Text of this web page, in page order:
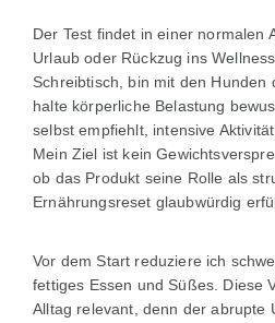
Der Test findet in einer normalen
Urlaub oder Rückzug ins
Schreibtisch, bin mit den Hunden
halte körperliche Belastung
selbst empfiehlt, intensive
Mein Ziel ist kein
ob das Produkt seine Rolle als
Ernährungsreset glaubwürdig
Vor dem Start reduziere ich
fettiges Essen und Süßes. Diese
Alltag relevant, denn der abrupte